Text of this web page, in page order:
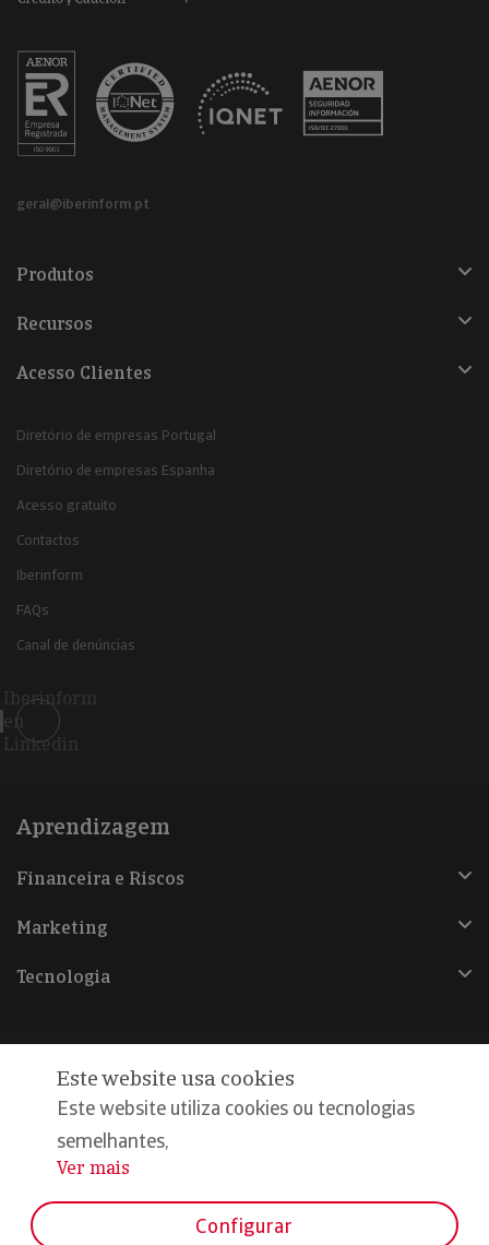
geral@iberinform.pt
Produtos
Recursos
Acesso Clientes
Diretório de empresas Portugal
Diretório de empresas Espanha
Acesso gratuito
Contactos
Iberinform
FAQs
Canal de denúncias
Iberinform
en
Linkedin
Aprendizagem
Financeira e Riscos
Marketing
Tecnologia
@Copyright 2026, Iberinform
Aviso legal
Política de cookies
Declaração de privacidade
Este website usa cookies
Este website utiliza cookies ou tecnologias
semelhantes,
...
Ver mais
Configurar